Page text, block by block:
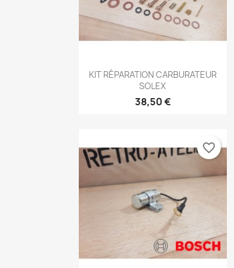
Aperçu rapide
KIT RÉPARATION CARBURATEUR
SOLEX
38,50 €
favorite_border